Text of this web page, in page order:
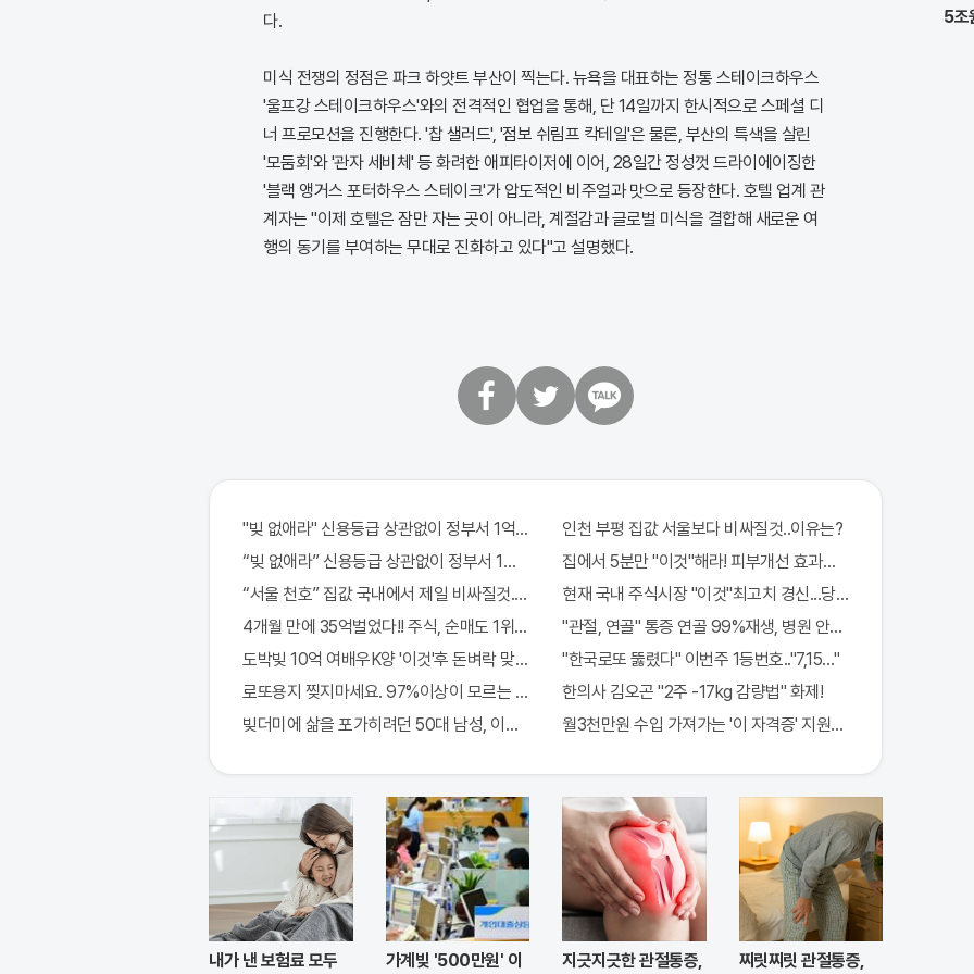
다.
미식 전쟁의 정점은 파크 하얏트 부산이 찍는다. 뉴욕을 대표하는 정통 스테이크하우스
'울프강 스테이크하우스'와의 전격적인 협업을 통해, 단 14일까지 한시적으로 스페셜 디
너 프로모션을 진행한다. '찹 샐러드', '점보 쉬림프 칵테일'은 물론, 부산의 특색을 살린
'모둠회'와 '관자 세비체' 등 화려한 애피타이저에 이어, 28일간 정성껏 드라이에이징한
'블랙 앵거스 포터하우스 스테이크'가 압도적인 비주얼과 맛으로 등장한다. 호텔 업계 관
계자는 "이제 호텔은 잠만 자는 곳이 아니라, 계절감과 글로벌 미식을 결합해 새로운 여
행의 동기를 부여하는 무대로 진화하고 있다"고 설명했다.
북
톡
"빚 없애라" 신용등급 상관없이 정부서 1억지원!
“빚 없애라” 신용등급 상관없이 정부서 1억지원!
“서울 천호” 집값 국내에서 제일 비싸질것..이유는?
4개월 만에 35억벌었다!! 주식, 순매도 1위종목..."충격"
도박빚 10억 여배우K양 '이것'후 돈벼락 맞아..
로또용지 찢지마세요. 97%이상이 모르는 비밀! "뒷면 비추면 번호 보인다!?"
빚더미에 삶을 포가히려던 50대 남성, 이것으로 인생역전
인천 부평 집값 서울보다 비싸질것..이유는?
집에서 5분만 "이것"해라! 피부개선 효과가 바로 나타난다!!
현재 국내 주식시장 "이것"최고치 경신...당장 매수해라!!
"관절, 연골" 통증 연골 99%재생, 병원 안가도돼... "충격"
"한국로또 뚫렸다" 이번주 1등번호.."7,15…"
한의사 김오곤 "2주 -17kg 감량법" 화제!
월3천만원 수입 가져가는 '이 자격증' 지원자 몰려!
내가 낸 보험료 모두
가계빚 '500만원' 이
지긋지긋한 관절통증,
찌릿찌릿 관절통증,
5조